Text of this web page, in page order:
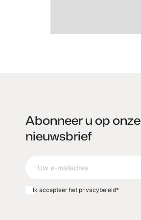
Abonneer u op onze
nieuwsbrief
Ik accepteer het privacybeleid*